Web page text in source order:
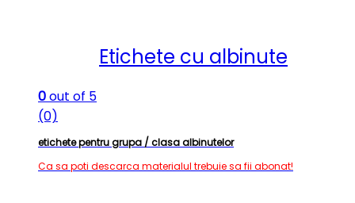
Etichete cu albinute
0out of 5
(0)
etichete pentru grupa / clasa albinutelor
Ca sa poti descarca materialul trebuie sa fii abonat!